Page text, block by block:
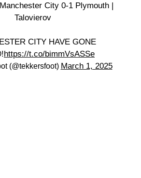
City 0-1 Plymouth |
Talovierov
CITY HAVE GONE
https://t.co/bimmVsASSe
(@tekkersfoot) March 1, 2025